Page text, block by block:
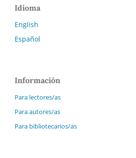
Idioma
English
Español
Información
Para lectores/as
Para autores/as
Para bibliotecarios/as